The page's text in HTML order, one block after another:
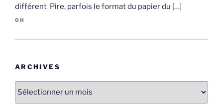
différent Pire, parfois le format du papier du […]
OH
ARCHIVES
Archives